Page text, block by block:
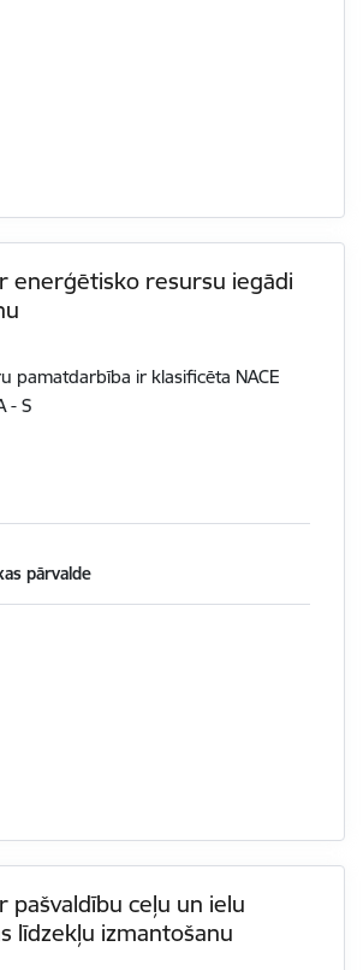
enerģētisko resursu iegādi
pamatdarbība ir klasificēta NACE
- S
pārvalde
pašvaldību ceļu un ielu
līdzekļu izmantošanu